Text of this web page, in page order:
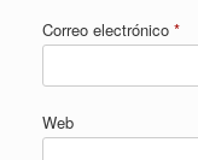
Correo electrónico *
Web